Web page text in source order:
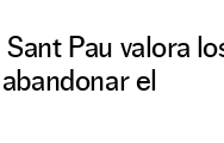
Pau valora
el